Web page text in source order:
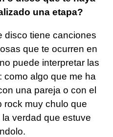
una etapa?
tiene canciones
que te ocurren en
puede interpretar las
como algo que me ha
una pareja o con el
rock muy chulo que
verdad que estuve